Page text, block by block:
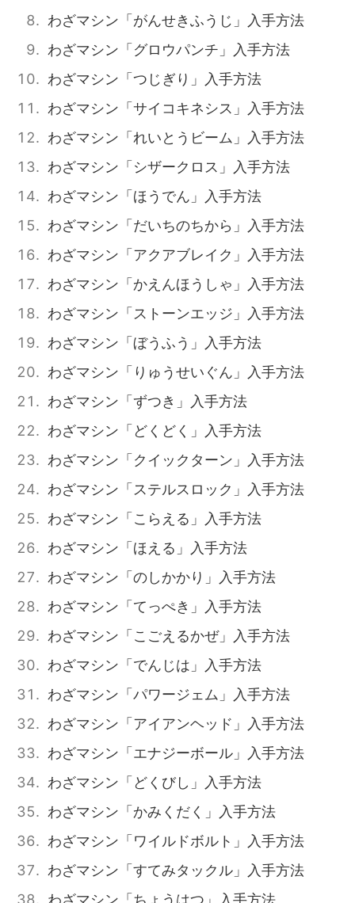
わざマシン「がんせきふうじ」入手方法
わざマシン「グロウパンチ」入手方法
わざマシン「つじぎり」入手方法
わざマシン「サイコキネシス」入手方法
わざマシン「れいとうビーム」入手方法
わざマシン「シザークロス」入手方法
わざマシン「ほうでん」入手方法
わざマシン「だいちのちから」入手方法
わざマシン「アクアブレイク」入手方法
わざマシン「かえんほうしゃ」入手方法
わざマシン「ストーンエッジ」入手方法
わざマシン「ぼうふう」入手方法
わざマシン「りゅうせいぐん」入手方法
わざマシン「ずつき」入手方法
わざマシン「どくどく」入手方法
わざマシン「クイックターン」入手方法
わざマシン「ステルスロック」入手方法
わざマシン「こらえる」入手方法
わざマシン「ほえる」入手方法
わざマシン「のしかかり」入手方法
わざマシン「てっぺき」入手方法
わざマシン「こごえるかぜ」入手方法
わざマシン「でんじは」入手方法
わざマシン「パワージェム」入手方法
わざマシン「アイアンヘッド」入手方法
わざマシン「エナジーボール」入手方法
わざマシン「どくびし」入手方法
わざマシン「かみくだく」入手方法
わざマシン「ワイルドボルト」入手方法
わざマシン「すてみタックル」入手方法
わざマシン「ちょうはつ」入手方法